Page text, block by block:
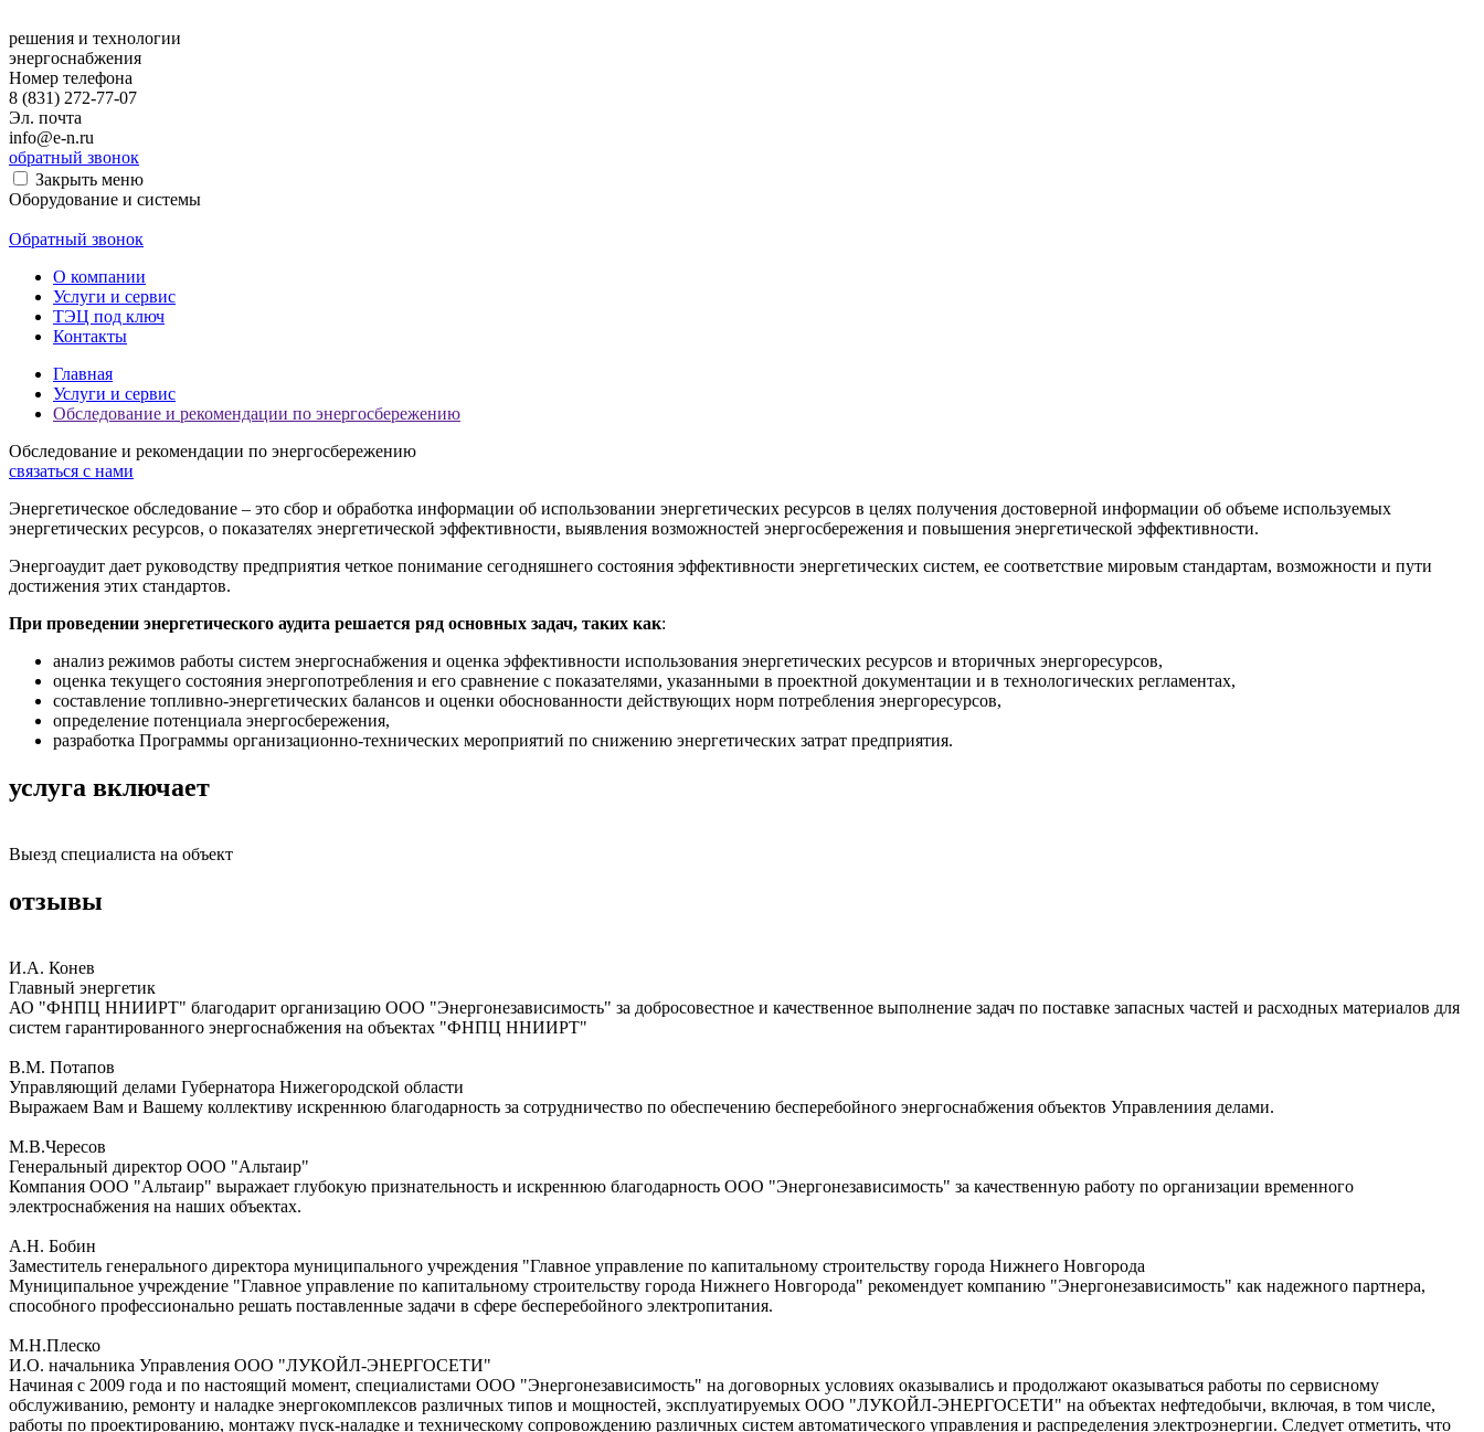
решения и технологии
энергоснабжения
Номер телефона
8 (831) 272-77-07
Эл. почта
info@e-n.ru
обратный звонок
Закрыть меню
Оборудование и системы
Обратный звонок
О компании
Услуги и сервис
ТЭЦ под ключ
Контакты
Главная
Услуги и сервис
Обследование и рекомендации по энергосбережению
Обследование и рекомендации по энергосбережению
связаться с нами
Энергетическое обследование – это сбор и обработка информации об использовании энергетических ресурсов в целях получения достоверной информации об объеме используемых
энергетических ресурсов, о показателях энергетической эффективности, выявления возможностей энергосбережения и повышения энергетической эффективности.
Энергоаудит дает руководству предприятия четкое понимание сегодняшнего состояния эффективности энергетических систем, ее соответствие мировым стандартам, возможности и пути
достижения этих стандартов.
При проведении энергетического аудита решается ряд основных задач, таких как:
анализ режимов работы систем энергоснабжения и оценка эффективности использования энергетических ресурсов и вторичных энергоресурсов,
оценка текущего состояния энергопотребления и его сравнение с показателями, указанными в проектной документации и в технологических регламентах,
составление топливно-энергетических балансов и оценки обоснованности действующих норм потребления энергоресурсов,
определение потенциала энергосбережения,
разработка Программы организационно-технических мероприятий по снижению энергетических затрат предприятия.
услуга включает
Выезд специалиста на объект
отзывы
И.А. Конев
Главный энергетик
АО "ФНПЦ ННИИРТ" благодарит организацию ООО "Энергонезависимость" за добросовестное и качественное выполнение задач по поставке запасных частей и расходных материалов для
систем гарантированного энергоснабжения на объектах "ФНПЦ ННИИРТ"
В.М. Потапов
Управляющий делами Губернатора Нижегородской области
Выражаем Вам и Вашему коллективу искреннюю благодарность за сотрудничество по обеспечению бесперебойного энергоснабжения объектов Управлениия делами.
М.В.Чересов
Генеральный директор ООО "Альтаир"
Компания ООО "Альтаир" выражает глубокую признательность и искреннюю благодарность ООО "Энергонезависимость" за качественную работу по организации временного
электроснабжения на наших объектах.
А.Н. Бобин
Заместитель генерального директора муниципального учреждения "Главное управление по капитальному строительству города Нижнего Новгорода
Муниципальное учреждение "Главное управление по капитальному строительству города Нижнего Новгорода" рекомендует компанию "Энергонезависимость" как надежного партнера,
способного профессионально решать поставленные задачи в сфере бесперебойного электропитания.
М.Н.Плеско
И.О. начальника Управления ООО "ЛУКОЙЛ-ЭНЕРГОСЕТИ"
Начиная с 2009 года и по настоящий момент, специалистами ООО "Энергонезависимость" на договорных условиях оказывались и продолжают оказываться работы по сервисному
обслуживанию, ремонту и наладке энергокомплексов различных типов и мощностей, эксплуатируемых ООО "ЛУКОЙЛ-ЭНЕРГОСЕТИ" на объектах нефтедобычи, включая, в том числе,
работы по проектированию, монтажу пуск-наладке и техническому сопровождению различных систем автоматического управления и распределения электроэнергии. Следует отметить, что